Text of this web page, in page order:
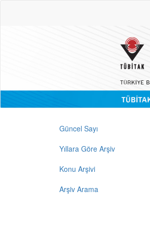
Güncel Sayı
Yıllara Göre Arşiv
Konu Arşivi
Arşiv Arama